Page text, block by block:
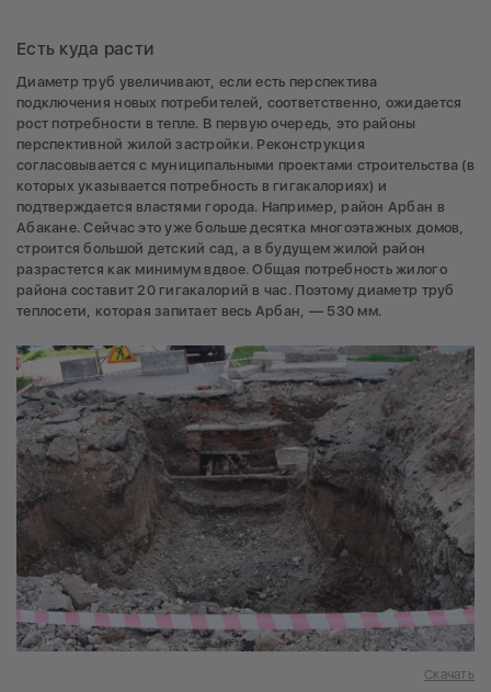
Есть куда расти
Диаметр труб увеличивают, если есть перспектива
подключения новых потребителей, соответственно, ожидается
рост потребности в тепле. В первую очередь, это районы
перспективной жилой застройки. Реконструкция
согласовывается с муниципальными проектами строительства (в
которых указывается потребность в гигакалориях) и
подтверждается властями города. Например, район Арбан в
Абакане. Сейчас это уже больше десятка многоэтажных домов,
строится большой детский сад, а в будущем жилой район
разрастется как минимум вдвое. Общая потребность жилого
района составит 20 гигакалорий в час. Поэтому диаметр труб
теплосети, которая запитает весь Арбан, — 530 мм.
Скачать